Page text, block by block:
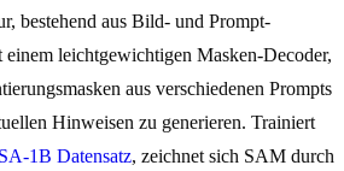
bestehend aus Bild- und Prompt-
leichtgewichtigen Masken-Decoder,
aus verschiedenen Prompts
Hinweisen zu generieren. Trainiert
SA-1B Datensatz, zeichnet sich SAM durch